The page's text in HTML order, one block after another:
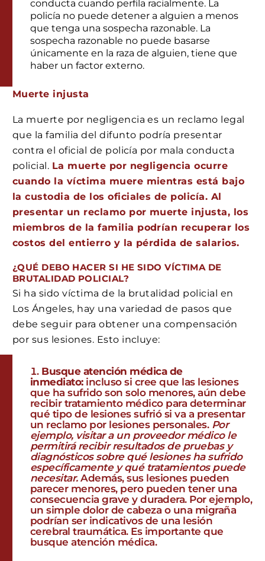
conducta cuando perfila racialmente. La
policía no puede detener a alguien a menos
que tenga una sospecha razonable. La
sospecha razonable no puede basarse
únicamente en la raza de alguien, tiene que
haber un factor externo.
Muerte injusta
La muerte por negligencia es un reclamo legal
que la familia del difunto podría presentar
contra el oficial de policía por mala conducta
policial. La muerte por negligencia ocurre
cuando la víctima muere mientras está bajo
la custodia de los oficiales de policía. Al
presentar un reclamo por muerte injusta, los
miembros de la familia podrían recuperar los
costos del entierro y la pérdida de salarios.
¿QUÉ DEBO HACER SI HE SIDO VÍCTIMA DE
BRUTALIDAD POLICIAL?
Si ha sido víctima de la brutalidad policial en
Los Ángeles, hay una variedad de pasos que
debe seguir para obtener una compensación
por sus lesiones. Esto incluye:
Busque atención médica de
inmediato:incluso si cree que las lesiones
que ha sufrido son solo menores, aún debe
recibir tratamiento médico para determinar
qué tipo de lesiones sufrió si va a presentar
un reclamo por lesiones personales. Por
ejemplo, visitar a un proveedor médico le
permitirá recibir resultados de pruebas y
diagnósticos sobre qué lesiones ha sufrido
específicamente y qué tratamientos puede
necesitar.Además, sus lesiones pueden
parecer menores, pero pueden tener una
consecuencia grave y duradera. Por ejemplo,
un simple dolor de cabeza o una migraña
podrían ser indicativos de una lesión
cerebral traumática. Es importante que
busque atención médica.